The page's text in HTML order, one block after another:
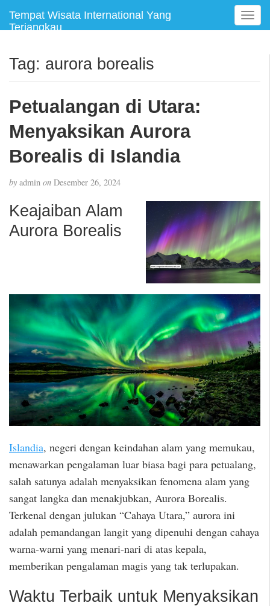
Tempat Wisata International Yang
Terjangkau
T
o
e
o
n
Tag: aurora borealis
Petualangan di Utara:
Menyaksikan Aurora
Borealis di Islandia
by admin on Desember 26, 2024
Keajaiban Alam
Aurora Borealis
Islandia, negeri dengan keindahan alam yang memukau,
menawarkan pengalaman luar biasa bagi para petualang,
salah satunya adalah menyaksikan fenomena alam yang
sangat langka dan menakjubkan, Aurora Borealis.
Terkenal dengan julukan “Cahaya Utara,” aurora ini
adalah pemandangan langit yang dipenuhi dengan cahaya
warna-warni yang menari-nari di atas kepala,
memberikan pengalaman magis yang tak terlupakan.
Waktu Terbaik untuk Menyaksikan